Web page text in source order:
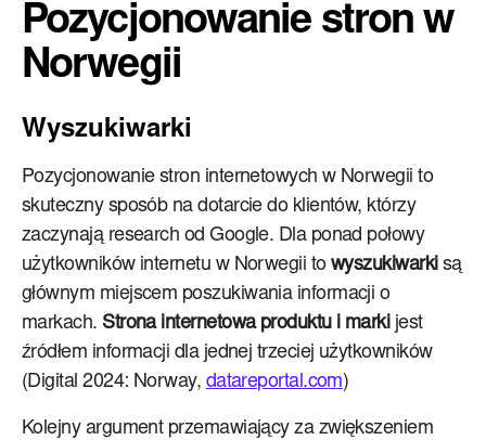
Pozycjonowanie stron w
Norwegii
Wyszukiwarki
Pozycjonowanie stron internetowych w Norwegii to
skuteczny sposób na dotarcie do klientów, którzy
zaczynają research od Google. Dla ponad połowy
użytkowników internetu w Norwegii towyszukiwarkisą
głównym miejscem poszukiwania informacji o
markach. Strona internetowa produktu i markijest
źródłem informacji dla jednej trzeciej użytkowników
(Digital 2024: Norway, datareportal.com)
Kolejny argument przemawiający za zwiększeniem